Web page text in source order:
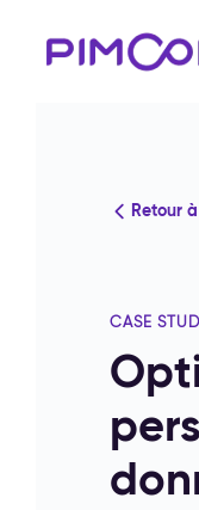
Retour
CASE